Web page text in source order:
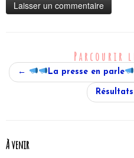
Parcourir
← La presse en parle
À venir